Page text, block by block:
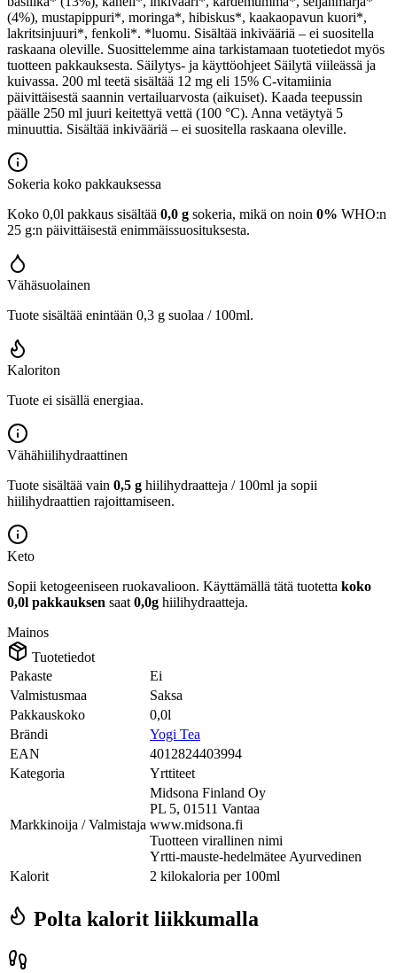
(4%), mustapippuri*, moringa*, hibiskus*, kaakaopavun kuori*,
lakritsinjuuri*, fenkoli*. *luomu. Sisältää inkivääriä – ei suositella
raskaana oleville. Suosittelemme aina tarkistamaan tuotetiedot myös
tuotteen pakkauksesta. Säilytys- ja käyttöohjeet Säilytä viileässä ja
kuivassa. 200 ml teetä sisältää 12 mg eli 15% C-vitamiinia
päivittäisestä saannin vertailuarvosta (aikuiset). Kaada teepussin
päälle 250 ml juuri keitettyä vettä (100 °C). Anna vetäytyä 5
minuuttia. Sisältää inkivääriä – ei suositella raskaana oleville.
Sokeria koko pakkauksessa
Koko 0,0l pakkaus sisältää 0,0 g sokeria, mikä on noin 0% WHO:n
25 g:n päivittäisestä enimmäissuosituksesta.
Vähäsuolainen
Tuote sisältää enintään 0,3 g suolaa / 100ml.
Kaloriton
Tuote ei sisällä energiaa.
Vähähiilihydraattinen
Tuote sisältää vain 0,5 g hiilihydraatteja / 100ml ja sopii
hiilihydraattien rajoittamiseen.
Keto
Sopii ketogeeniseen ruokavalioon. Käyttämällä tätä tuotetta koko
0,0l pakkauksen saat 0,0g hiilihydraatteja.
Mainos
Tuotetiedot
Pakaste
Ei
Valmistusmaa
Saksa
Pakkauskoko
0,0l
Brändi
Yogi Tea
EAN
4012824403994
Kategoria
Yrttiteet
Markkinoija / Valmistaja
Midsona Finland Oy
PL 5, 01511 Vantaa
www.midsona.fi
Tuotteen virallinen nimi
Yrtti-mauste-hedelmätee Ayurvedinen
Kalorit
2 kilokaloria per 100ml
Polta kalorit liikkumalla